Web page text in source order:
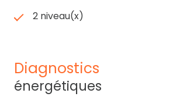
2 niveau(x)
diagnostics
énergétiques